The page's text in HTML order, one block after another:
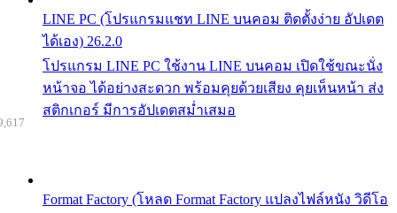
LINE PC (โปรแกรมแชท LINE บนคอม ติดตั้งง่าย อัปเดต
ได้เอง) 26.2.0
โปรแกรม LINE PC ใช้งาน LINE บนคอม เปิดใช้ขณะนั่ง
หน้าจอ ได้อย่างสะดวก พร้อมคุยด้วยเสียง คุยเห็นหน้า ส่ง
สติกเกอร์ มีการอัปเดตสม่ำเสมอ
Format Factory (โหลด Format Factory แปลงไฟล์หนัง วิดีโอ